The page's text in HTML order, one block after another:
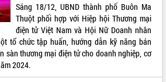
Sáng 18/12, UBND thành phố Buôn Ma
Thuột phối hợp với Hiệp hội Thương mại
điện tử Việt Nam và Hội Nữ Doanh nhân
tổ chức tập huấn, hướng dẫn kỹ năng bán
sàn thương mại điện tử cho doanh nghiệp, cơ
2024.